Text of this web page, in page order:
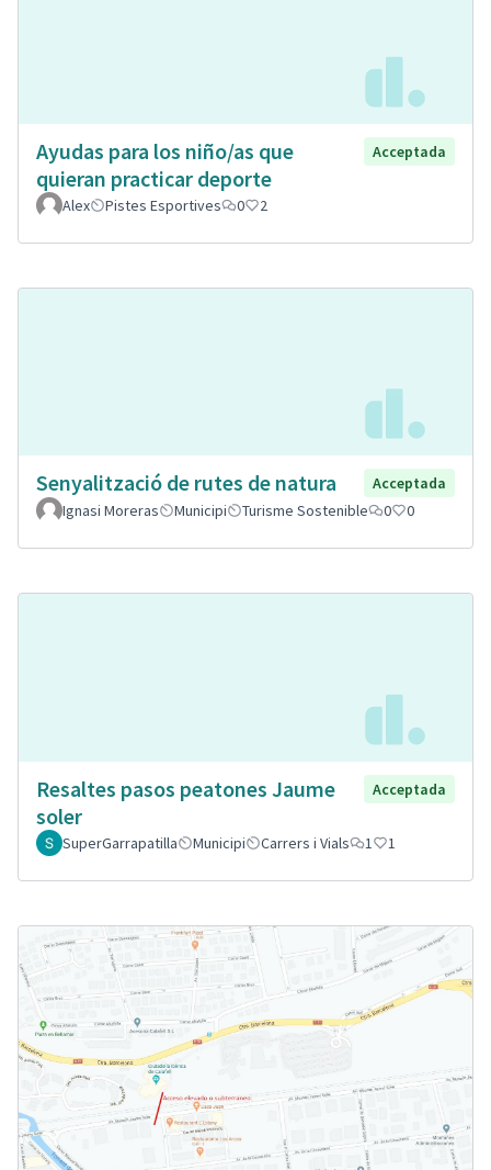
Ayudas para los niño/as que
quieran practicar deporte
Acceptada
Alex Pistes Esportives 0 2
Senyalització de rutes de natura
Acceptada
Ignasi Moreras
Municipi Turisme Sostenible 0 0
Resaltes pasos peatones Jaume
soler
Acceptada
SuperGarrapatilla Municipi Carrers i Vials 1 1